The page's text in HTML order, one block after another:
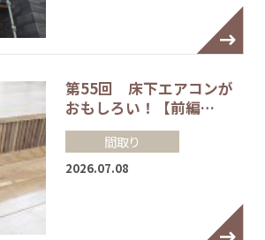
第55回 床下エアコンが
おもしろい！【前編…
間取り
2026.07.08